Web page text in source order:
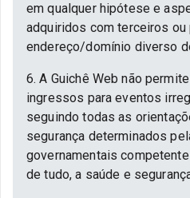
em qualquer hipótese e
adquiridos com terceiros ou
endereço/domínio diverso
6. A Guichê Web não
ingressos para eventos
seguindo todas as
segurança determinados
governamentais
de tudo, a saúde e